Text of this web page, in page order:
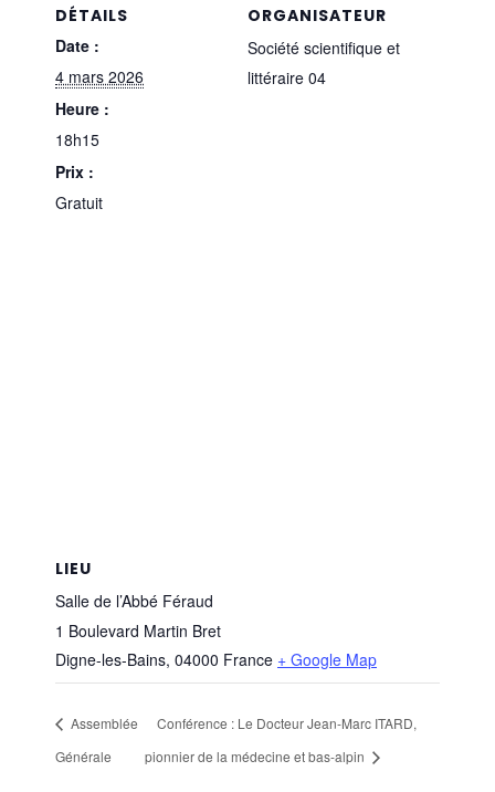
DÉTAILS
Date :
4 mars 2026
Heure :
18h15
Prix :
Gratuit
ORGANISATEUR
Société scientifique et
littéraire 04
LIEU
Salle de l’Abbé Féraud
1 Boulevard Martin Bret
Digne-les-Bains, 04000 France + Google Map
Assemblée
Générale
Conférence : Le Docteur Jean-Marc ITARD,
pionnier de la médecine et bas-alpin